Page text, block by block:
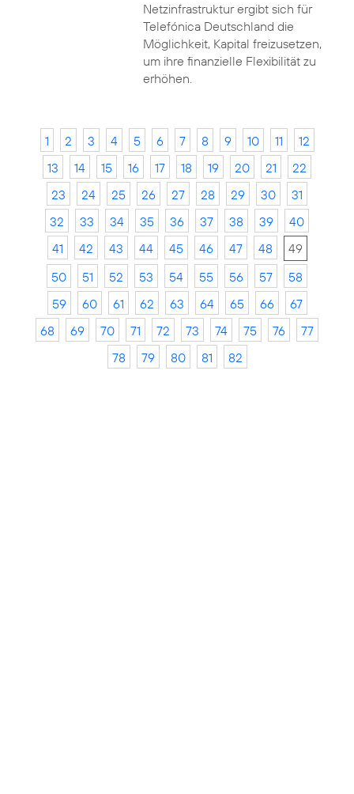
Netzinfrastruktur ergibt sich für
Telefónica Deutschland die
Möglichkeit, Kapital freizusetzen,
um ihre finanzielle Flexibilität zu
erhöhen.
1 2 3 4 5 6 7 8 9 10 11
12
13
14 15 16 17 18 19 20 21
22
23
24 25 26 27 28 29 30
31
32
33 34 35 36 37 38 39
40
41
42 43 44 45 46 47 48
49
50
51 52 53 54 55 56 57
58
59
60 61 62 63 64 65 66
67
68
69 70 71 72 73 74 75 76
77
78
79 80 81 82